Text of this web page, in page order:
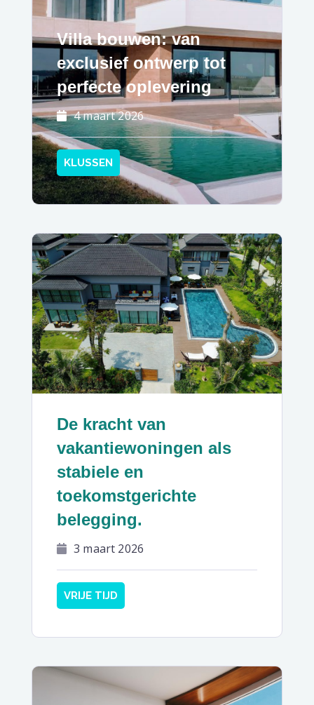
Villa bouwen: van
exclusief ontwerp tot
perfecte oplevering
4 maart 2026
KLUSSEN
De kracht van
vakantiewoningen als
stabiele en
toekomstgerichte
belegging.
3 maart 2026
VRIJE TIJD